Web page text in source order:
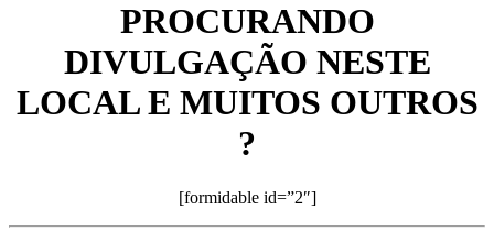
PROCURANDO
DIVULGAÇÃO NESTE
LOCAL E MUITOS OUTROS
?
[formidable id=”2″]